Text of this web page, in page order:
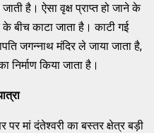
जाती है। ऐसा वृक्ष प्राप्त हो जाने के
के बीच काटा जाता है। काटी गई
जगन्नाथ मंदिर ले जाया जाता है,
निर्माण किया जाता है।
मां दंतेश्वरी का बस्तर क्षेत्र बड़ी